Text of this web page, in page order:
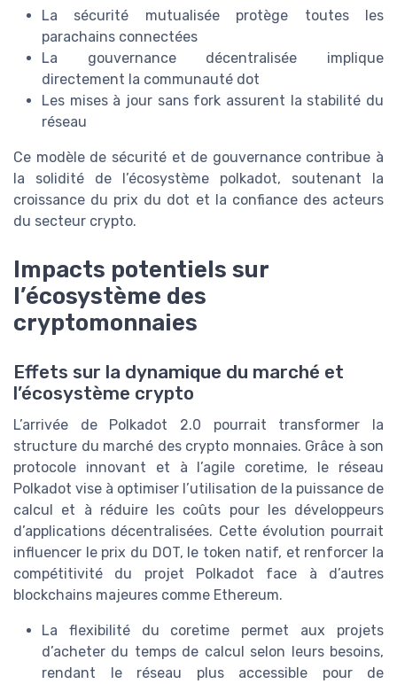
La sécurité mutualisée protège toutes les
parachains connectées
La gouvernance décentralisée implique
directement la communauté dot
Les mises à jour sans fork assurent la stabilité du
réseau
Ce modèle de sécurité et de gouvernance contribue à
la solidité de l’écosystème polkadot, soutenant la
croissance du prix du dot et la confiance des acteurs
du secteur crypto.
Impacts potentiels sur
l’écosystème des
cryptomonnaies
Effets sur la dynamique du marché et
l’écosystème crypto
L’arrivée de Polkadot 2.0 pourrait transformer la
structure du marché des crypto monnaies. Grâce à son
protocole innovant et à l’agile coretime, le réseau
Polkadot vise à optimiser l’utilisation de la puissance de
calcul et à réduire les coûts pour les développeurs
d’applications décentralisées. Cette évolution pourrait
influencer le prix du DOT, le token natif, et renforcer la
compétitivité du projet Polkadot face à d’autres
blockchains majeures comme Ethereum.
La flexibilité du coretime permet aux projets
d’acheter du temps de calcul selon leurs besoins,
rendant le réseau plus accessible pour de